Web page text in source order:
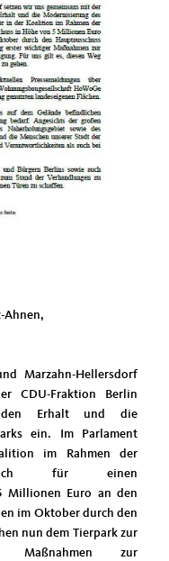
Ahnen,
Marzahn-Hellersdorf
CDU-Fraktion Berlin
Erhalt und die
ein. Im Parlament
im Rahmen der
für einen
Millionen Euro an den
im Oktober durch den
nun dem Tierpark zur
Maßnahmen zur